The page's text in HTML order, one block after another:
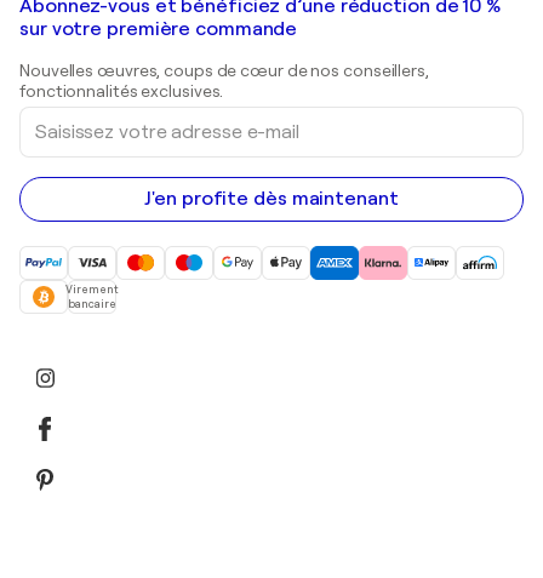
Shepard Fairey
Peintures de paysage
Estampes
Peintures acryliques
Galeries d'art en France
Galeries d'art en Belgique
Abonnez-vous et bénéficiez d’une réduction de 10 %
sur votre première commande
Nouvelles œuvres, coups de cœur de nos conseillers,
fonctionnalités exclusives.
Saisissez
votre
adresse
e-
mail
J'en profite dès maintenant
Virement
bancaire